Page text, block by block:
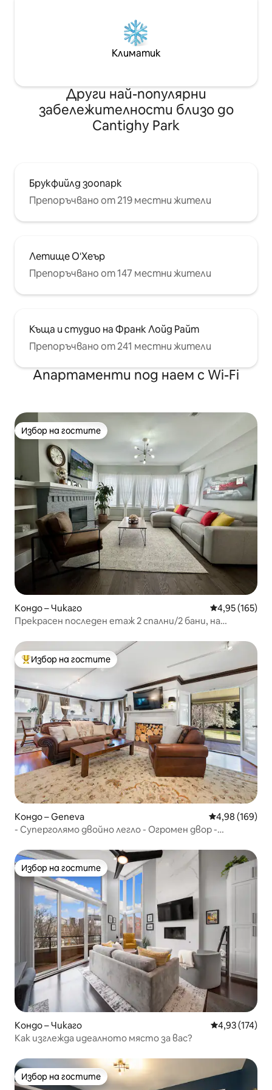
Климатик
Други най-популярни
забележителности близо до
Cantighy Park
Брукфийлд зоопарк
Препоръчвано от 219 местни жители
Летище О'Хеър
Препоръчвано от 147 местни жители
Къща и студио на Франк Лойд Райт
Препоръчвано от 241 местни жители
Апартаменти под наем с Wi-Fi
Избор на гостите
Избор на гостите
Кондо – Чикаго Средна
4,95 (165)
Прекрасен последен етаж 2 спални/2 бани, на
Най-популярен избор на гостите
Избор на гостите
Кондо – Geneva Средна
4,98 (169)
- Суперголямо двойно легло - Огромен двор -
Избор на гостите
Избор на гостите
Кондо – Чикаго Средна
4,93 (174)
Как изглежда идеалното място за вас?
Избор на гостите
Избор на гостите